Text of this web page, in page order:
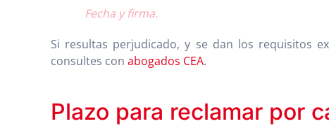
Fecha y firma.
Si resultas perjudicado, y se dan los requisitos
consultes con abogados CEA.
Plazo para reclamar por